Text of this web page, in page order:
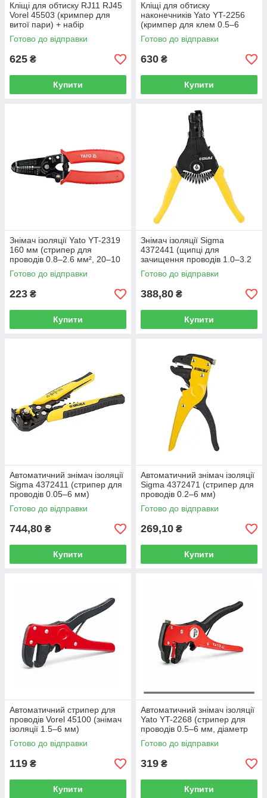
Кліщі для обтиску RJ11 RJ45
Vorel 45503 (кримпер для
витої пари) + набір
конекторів 24 шт
Готово до відправки
625 ₴
Купити
Кліщі для обтиску
наконечників Yato YT-2256
(кримпер для клем 0.5–6
мм², 22–10 AWG)
Готово до відправки
630 ₴
Купити
Знімач ізоляції Yato YT-2319
160 мм (стрипер для
проводів 0.8–2.6 мм², 20–10
AWG)
Готово до відправки
223 ₴
Купити
Знімач ізоляції Sigma
4372441 (щипці для
зачищення проводів 1.0–3.2
мм)
Готово до відправки
388,80 ₴
Купити
Автоматичний знімач ізоляції
Sigma 4372411 (стрипер для
проводів 0.05–6 мм)
Готово до відправки
744,80 ₴
Купити
Автоматичний знімач ізоляції
Sigma 4372471 (стрипер для
проводів 0.2–6 мм)
Готово до відправки
269,10 ₴
Купити
Автоматичний стрипер для
проводів Vorel 45100 (знімач
ізоляції 1.5–6 мм)
Готово до відправки
119 ₴
Купити
Автоматичний знімач ізоляції
Yato YT-2268 (стрипер для
проводів 0.5–6 мм, діаметр
до 10 мм)
Готово до відправки
319 ₴
Купити